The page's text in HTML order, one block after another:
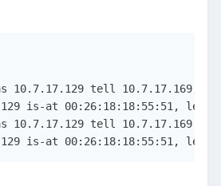
10.7.17.129 tell 10.7.17.169,
is-at 00:26:18:18:55:51,
10.7.17.129 tell 10.7.17.169,
is-at 00:26:18:18:55:51,